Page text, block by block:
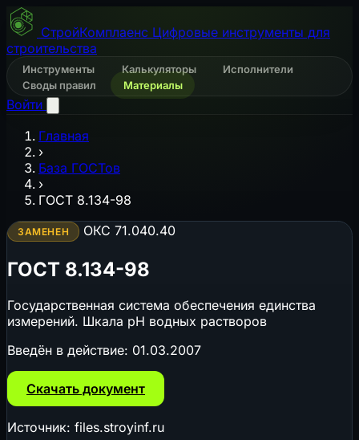
СтройКомплаенс Цифровые инструменты для
строительства
Инструменты Калькуляторы
Исполнители
Своды правил
Материалы
Войти
Главная
›
База ГОСТов
›
ГОСТ 8.134-98
ЗАМЕНЕН ОКС 71.040.40
ГОСТ 8.134-98
Государственная система обеспечения единства
измерений. Шкала pH водных растворов
Введён в действие: 01.03.2007
Скачать документ
Источник: files.stroyinf.ru